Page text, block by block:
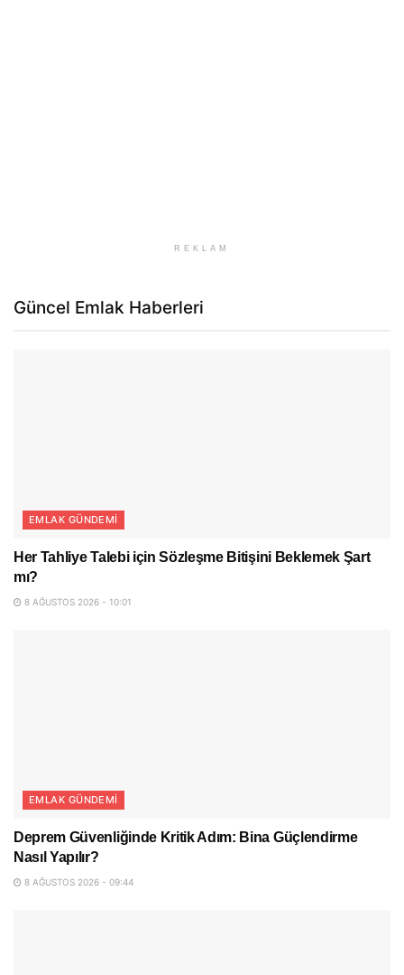
REKLAM
Güncel Emlak Haberleri
EMLAK GÜNDEMI
Her Tahliye Talebi için Sözleşme Bitişini Beklemek Şart
mı?
8 AĞUSTOS 2026 - 10:01
EMLAK GÜNDEMI
Deprem Güvenliğinde Kritik Adım: Bina Güçlendirme
Nasıl Yapılır?
8 AĞUSTOS 2026 - 09:44